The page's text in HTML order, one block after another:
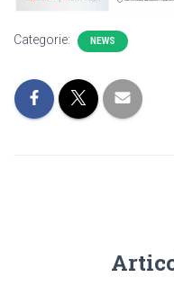
Categorie: NEWS